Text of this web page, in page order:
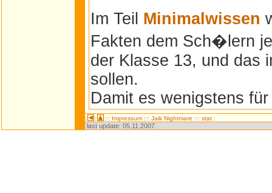
Im Teil Minimalwissen
Fakten dem Sch�lern
der Klasse 13, und das
sollen.
Damit es wenigstens
: : :·: Impressum :·: Jaik Nightmare :·: stat :
last update: 05.11.2007